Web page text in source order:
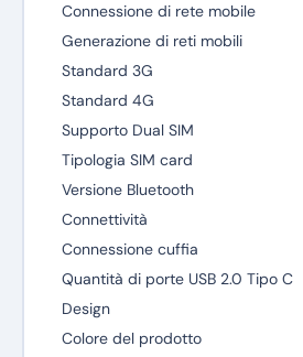
Connessione di rete mobile
Generazione di reti mobili
Standard 3G
Standard 4G
Supporto Dual SIM
Tipologia SIM card
Versione Bluetooth
Connettività
Connessione cuffia
Quantità di porte USB 2.0 Tipo C
Design
Colore del prodotto